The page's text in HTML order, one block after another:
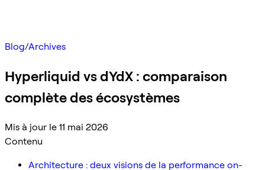
Blog/Archives
Hyperliquid vs dYdX : comparaison
complète des écosystèmes
Mis à jour le 11 mai 2026
Contenu
Architecture : deux visions de la performance on-